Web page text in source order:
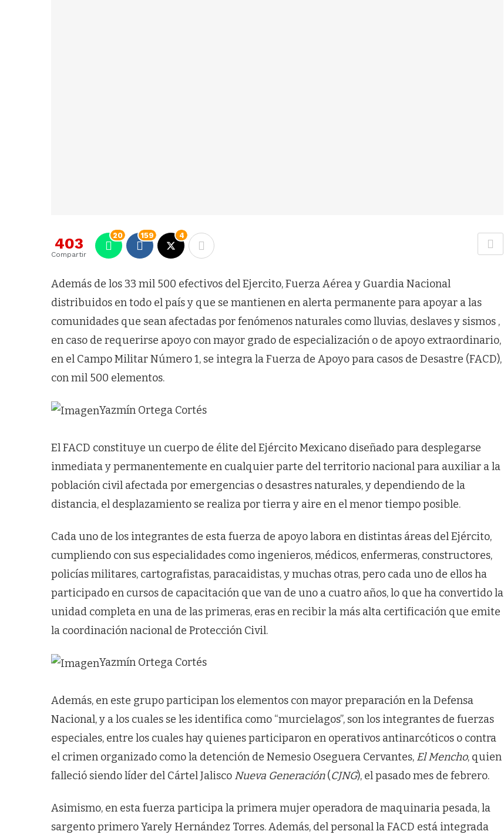
403
Compartir
20 159 4
Además de los 33 mil 500 efectivos del Ejercito, Fuerza Aérea y Guardia Nacional
distribuidos en todo el país y que se mantienen en alerta permanente para apoyar a las
comunidades que sean afectadas por fenómenos naturales como lluvias, deslaves y sismos ,
en caso de requerirse apoyo con mayor grado de especialización o de apoyo extraordinario,
en el Campo Militar Número 1, se integra la Fuerza de Apoyo para casos de Desastre (FACD),
con mil 500 elementos.
Yazmín Ortega Cortés
El FACD constituye un cuerpo de élite del Ejército Mexicano diseñado para desplegarse
inmediata y permanentemente en cualquier parte del territorio nacional para auxiliar a la
población civil afectada por emergencias o desastres naturales, y dependiendo de la
distancia, el desplazamiento se realiza por tierra y aire en el menor tiempo posible.
Cada uno de los integrantes de esta fuerza de apoyo labora en distintas áreas del Ejército,
cumpliendo con sus especialidades como ingenieros, médicos, enfermeras, constructores,
policías militares, cartografistas, paracaidistas, y muchas otras, pero cada uno de ellos ha
participado en cursos de capacitación que van de uno a cuatro años, lo que ha convertido la
unidad completa en una de las primeras, eras en recibir la más alta certificación que emite
la coordinación nacional de Protección Civil.
Yazmín Ortega Cortés
Además, en este grupo participan los elementos con mayor preparación en la Defensa
Nacional, y a los cuales se les identifica como “murcielagos”, son los integrantes de fuerzas
especiales, entre los cuales hay quienes participaron en operativos antinarcóticos o contra
el crimen organizado como la detención de Nemesio Oseguera Cervantes, El Mencho, quien
falleció siendo líder del Cártel Jalisco Nueva Generación(CJNG), el pasado mes de febrero.
Asimismo, en esta fuerza participa la primera mujer operadora de maquinaria pesada, la
sargento primero Yarely Hernández Torres. Además, del personal la FACD está integrada